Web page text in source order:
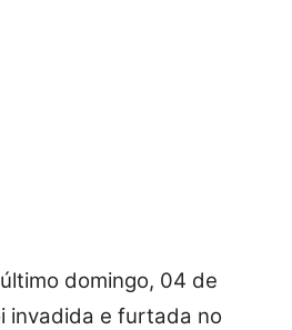
domingo, 04 de
invadida e furtada no